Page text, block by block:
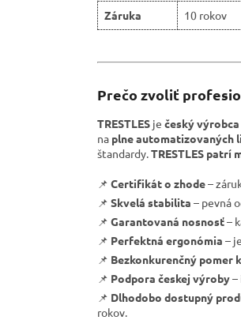
Záruka
10 rokov
Prečo zvoliť
TRESTLES je český výrobca
na plne automatizovaných
štandardy.TRESTLES patrí
📌 Certifikát o zhode–
📌 Skvelá stabilita – pevná
📌 Garantovaná nosnosť–
📌 Perfektná ergonómia –
📌 Bezkonkurenčný pomer
📌 Podpora českej výroby–
📌 Dlhodobo dostupný
rokov.